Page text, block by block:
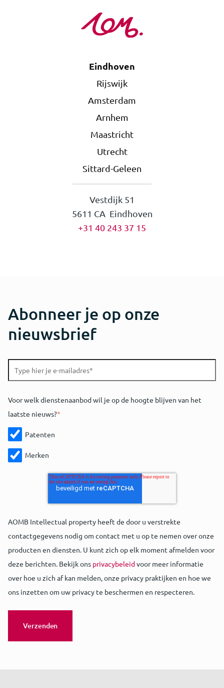
Eindhoven
Rijswijk
Amsterdam
Arnhem
Maastricht
Utrecht
Sittard-Geleen
Vestdijk 51
5611 CA Eindhoven
+31 40 243 37 15
Abonneer je op onze
nieuwsbrief
Voor welk dienstenaanbod wil je op de hoogte blijven van het
laatste nieuws?*
Patenten
Merken
AOMB Intellectual property heeft de door u verstrekte
contactgegevens nodig om contact met u op te nemen over onze
producten en diensten. U kunt zich op elk moment afmelden voor
deze berichten. Bekijk ons privacybeleidvoor meer informatie
over hoe u zich af kan melden, onze privacy praktijken en hoe we
ons inzetten om uw privacy te beschermen en respecteren.